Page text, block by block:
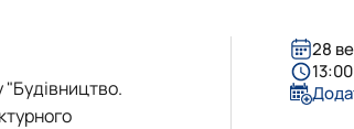
28